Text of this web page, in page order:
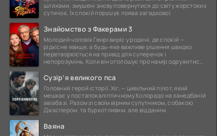
шляхами, змушені знову повернутися до світу жорстоких
сутичок. Їх спокій порушує поява загадкової
Знайомство з Факерами 3
Молодий чоловік Генрі виріс у родині, де спокій —
рідкісне явище, а будь-яке важливе рішення швидко
перетворюється на привід для суперечок і
непорозумінь. Коли він оголошує про намір одружитися,
Сузір’я великого пса
Головний герой історії, Хіг, — цивільний пілот, який
мешкає у постапокаліптичному Колорадо на занедбаній
авіабазі. Разом зі своїм вірним супутником, собакою
Джаспером, та буркотливим, але відданим
Ваяна